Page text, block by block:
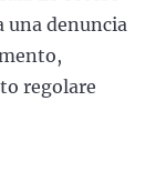
una denuncia
regolare